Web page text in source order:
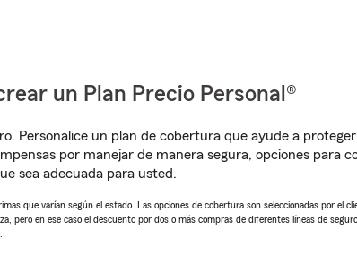
un Plan Precio Personal®
Personalice un plan de cobertura que ayude a
por manejar de manera segura, opciones para
sea adecuada para usted.
que varían según el estado. Las opciones de cobertura son seleccionadas por el
pero en ese caso el descuento por dos o más compras de diferentes líneas de